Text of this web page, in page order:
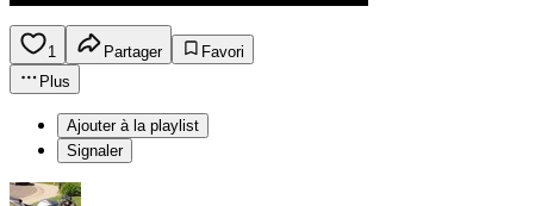
1 Partager
Favori
Plus
Ajouter à la playlist
Signaler